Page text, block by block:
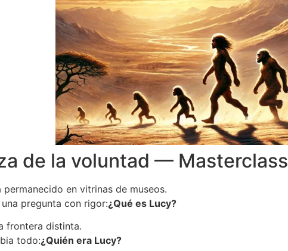
de la voluntad — Masterclass
en vitrinas de museos.
pregunta con rigor:¿Qué es Lucy?
frontera distinta.
todo:¿Quién era Lucy?